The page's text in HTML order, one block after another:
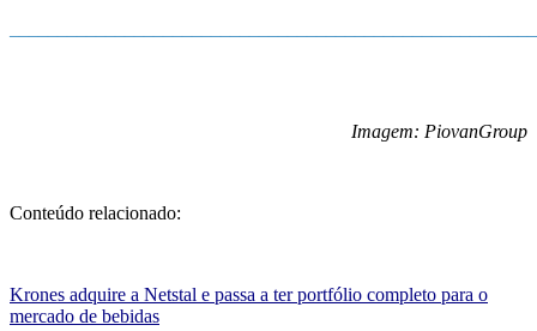
Imagem: PiovanGroup
Conteúdo relacionado:
Krones adquire a Netstal e passa a ter portfólio completo para o
mercado de bebidas